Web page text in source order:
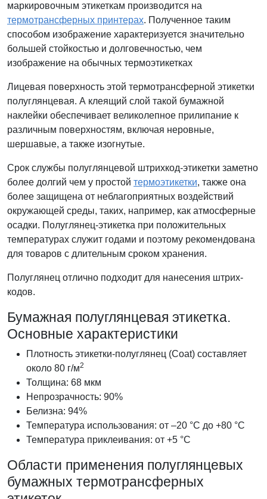
маркировочным этикеткам производится на
термотрансферных принтерах. Полученное таким
способом изображение характеризуется значительно
большей стойкостью и долговечностью, чем
изображение на обычных термоэтикетках
Лицевая поверхность этой термотрансферной этикетки
полуглянцевая. А клеящий слой такой бумажной
наклейки обеспечивает великолепное прилипание к
различным поверхностям, включая неровные,
шершавые, а также изогнутые.
Срок службы полуглянцевой штрихкод-этикетки заметно
более долгий чем у простой термоэтикетки, также она
более защищена от неблагоприятных воздействий
окружающей среды, таких, например, как атмосферные
осадки. Полуглянец-этикетка при положительных
температурах служит годами и поэтому рекомендована
для товаров с длительным сроком хранения.
Полуглянец отлично подходит для нанесения штрих-
кодов.
Бумажная полуглянцевая этикетка.
Основные характеристики
Плотность этикетки-полуглянец (Coat) составляет
около 80 г/м2
Толщина: 68 мкм
Непрозрачность: 90%
Белизна: 94%
Температура использования: от –20 °C до +80 °C
Температура приклеивания: от +5 °C
Области применения полуглянцевых
бумажных термотрансферных